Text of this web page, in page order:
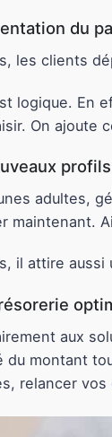
du
les clients
logique. En
On ajoute
adultes,
maintenant.
il attire
aux
du montant
relancer vos